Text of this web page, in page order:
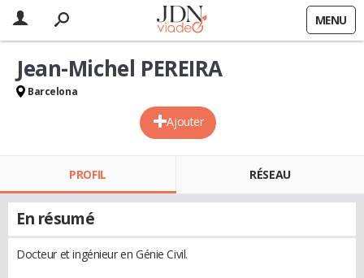
MENU
Ajouter
Jean-Michel PEREIRA
Barcelona
PROFIL RÉSEAU
En résumé
Docteur et ingénieur en Génie Civil.